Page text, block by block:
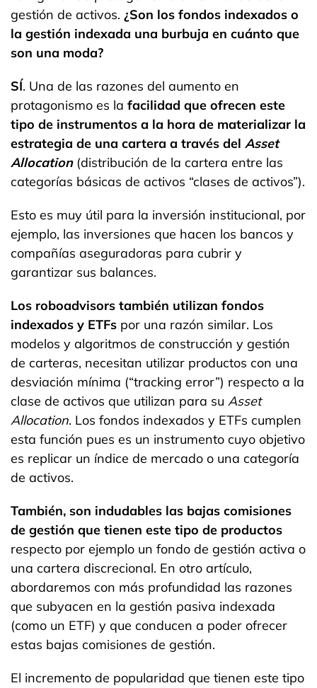
gestión de activos. ¿Son los fondos indexados o
la gestión indexada una burbuja en cuánto que
son una moda?
SÍ. Una de las razones del aumento en
protagonismo es la facilidad que ofrecen este
tipo de instrumentos a la hora de materializar la
estrategia de una cartera a través del Asset
Allocation(distribución de la cartera entre las
categorías básicas de activos “clases de activos”).
Esto es muy útil para la inversión institucional, por
ejemplo, las inversiones que hacen los bancos y
compañías aseguradoras para cubrir y
garantizar sus balances.
Los roboadvisors también utilizan fondos
indexados y ETFs por una razón similar. Los
modelos y algoritmos de construcción y gestión
de carteras, necesitan utilizar productos con una
desviación mínima (“tracking error”) respecto a la
clase de activos que utilizan para su Asset
Allocation. Los fondos indexados y ETFs cumplen
esta función pues es un instrumento cuyo objetivo
es replicar un índice de mercado o una categoría
de activos.
También, son indudables las bajas comisiones
de gestión que tienen este tipo de productos
respecto por ejemplo un fondo de gestión activa o
una cartera discrecional. En otro artículo,
abordaremos con más profundidad las razones
que subyacen en la gestión pasiva indexada
(como un ETF) y que conducen a poder ofrecer
estas bajas comisiones de gestión.
El incremento de popularidad que tienen este tipo